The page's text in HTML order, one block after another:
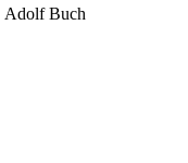
Adolf Buch